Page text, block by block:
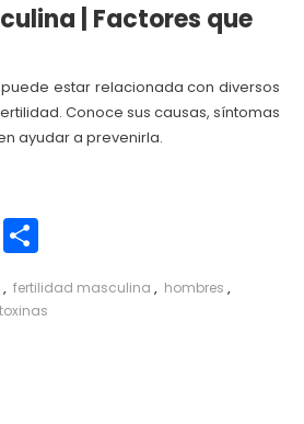
| Factores que
estar relacionada con diversos
Conoce sus causas, síntomas
ayudar a prevenirla.
Compartir
, fertilidad masculina , hombres ,
toxinas